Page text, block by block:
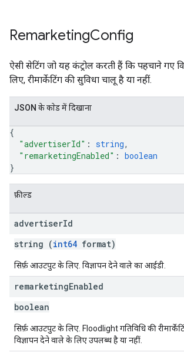
RemarketingConfig
ऐसी सेटिंग जो यह कंट्रोल करती हैं कि पहचाने गए
लिए, रीमार्केटिंग की सुविधा चालू है या नहीं.
JSON के काेड में दिखाना
{
"advertiserId" : string,
"remarketingEnabled" : boolean
}
फ़ील्ड
advertiserId
string (int64 format)
सिर्फ़ आउटपुट के लिए. विज्ञापन देने वाले का आईडी.
remarketingEnabled
boolean
सिर्फ़ आउटपुट के लिए. Floodlight गतिविधि की
विज्ञापन देने वाले के लिए उपलब्ध है या नहीं.